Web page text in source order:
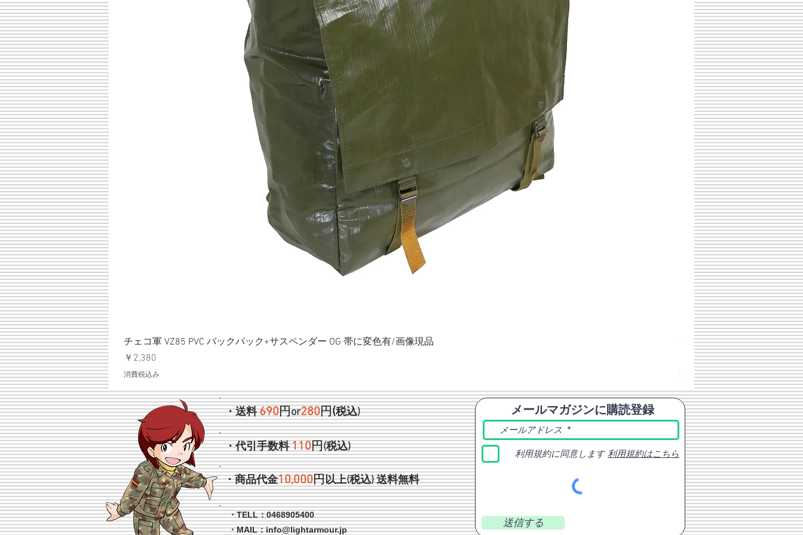
チェコ軍 VZ85 PVC バックパック+サスペンダー OG 帯に変色有/画像現品
価格
￥2,380
消費税込み
チェコスロバキア軍 連邦共
価格
￥398
消費税込み
・送料690円or280円(税込)
・代引手数料110円(税込)
・商品代金10,000円以上(税込)送料無料
・TELL：0468905400
・MAIL：info@lightarmour.jp
メールマガジンに購読登録
利用規約に同意します 利用規約はこちら
送信する